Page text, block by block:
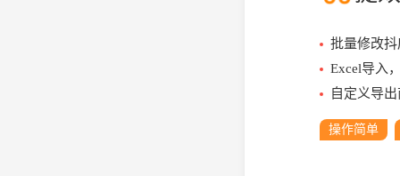
批量修改
Excel导入
自定义导
操作简单